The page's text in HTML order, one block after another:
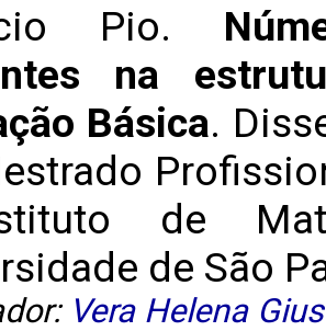
Pio.
na
Básica.
de
de São
Vera Helena